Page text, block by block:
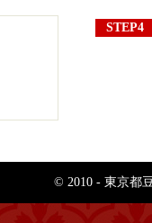
STEP4
© 2010 - 東京都